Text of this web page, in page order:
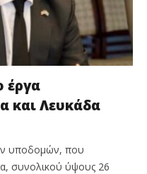
έργα
και Λευκάδα
υποδομών, που
συνολικού ύψους 26